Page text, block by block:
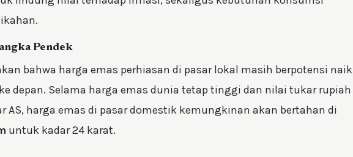
Pendek
bahwa harga emas perhiasan di pasar lokal masih berpotensi naik
depan. Selama harga emas dunia tetap tinggi dan nilai tukar rupiah
AS, harga emas di pasar domestik kemungkinan akan bertahan di
untuk kadar 24 karat.